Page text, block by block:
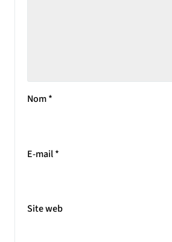
Nom*
E-mail*
Site web